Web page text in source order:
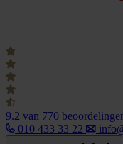
9.2 van 770
010 433 33 22